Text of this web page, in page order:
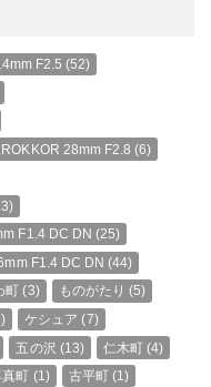
F2.5 (52)
28mm F2.8 (6)
F1.4 DC DN (25)
F1.4 DC DN (44)
町 (3) ものがたり (5)
ケシュア (7)
五の沢 (13) 仁木町 (4)
真町 (1) 古平町 (1)